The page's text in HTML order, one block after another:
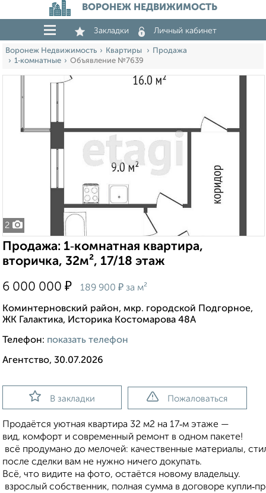
ВОРОНЕЖ НЕДВИЖИМОСТЬ
Закладки Личный кабинет
Воронеж Недвижимость Квартиры
Продажа
1‑комнатные
Объявление №7639
2
Продажа: 1‑комнатная квартира,
вторичка, 32м², 17/18 этаж
6 000 000 ₽ 189 900 ₽ за м²
Коминтерновский район, мкр. городской Подгорное,
ЖК Галактика, Историка Костомарова 48А
Телефон: показать телефон
Агентство, 30.07.2026
В закладки Пожаловаться
Продаётся уютная квартира 32 м2 на 17‑м этаже —
вид, комфорт и современный ремонт в одном пакете!
всё продумано до мелочей: качественные материалы,
после сделки вам не нужно ничего докупать.
Всё, что видите на фото, остаётся новому владельцу.
взрослый собственник, полная сумма в договоре